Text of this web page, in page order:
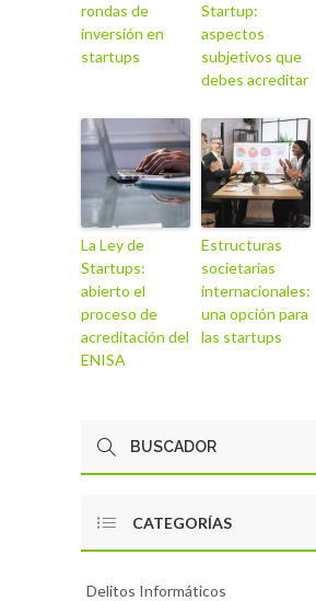
rondas de
inversión en
startups
Startup:
aspectos
subjetivos que
debes acreditar
La Ley de
Startups:
abierto el
proceso de
acreditación del
ENISA
Estructuras
societarias
internacionales:
una opción para
las startups
CATEGORÍAS
Delitos Informáticos